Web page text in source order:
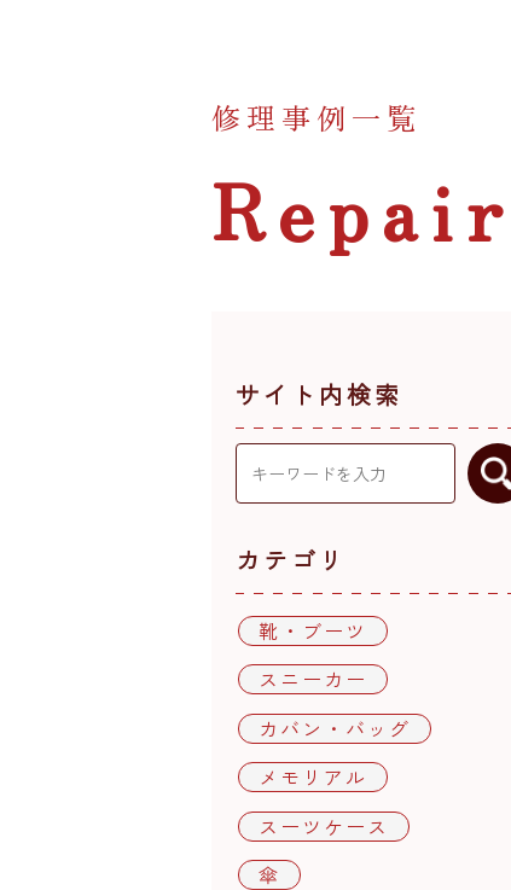
修理事例一覧
サイト内検索
カテゴリ
靴・ブーツ
スニーカー
カバン・バッグ
メモリアル
スーツケース
傘